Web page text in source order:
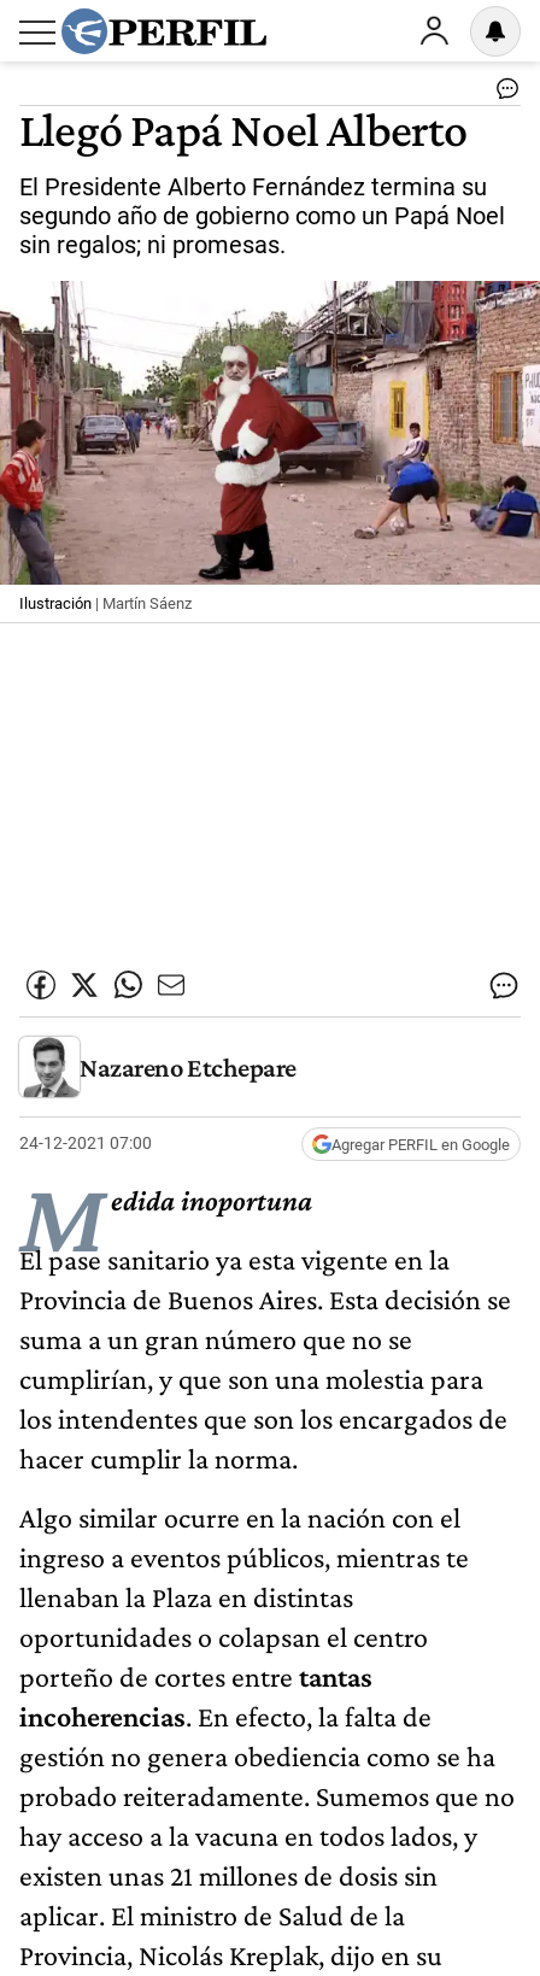
Llegó Papá Noel Alberto
El Presidente Alberto Fernández termina su
segundo año de gobierno como un Papá Noel
sin regalos; ni promesas.
Ilustración | Martín Sáenz
Nazareno Etchepare
24-12-2021 07:00 Agregar PERFIL en Google
Medida inoportuna
El pase sanitario ya esta vigente en la
Provincia de Buenos Aires. Esta decisión se
suma a un gran número que no se
cumplirían, y que son una molestia para
los intendentes que son los encargados de
hacer cumplir la norma.
Algo similar ocurre en la nación con el
ingreso a eventos públicos, mientras te
llenaban la Plaza en distintas
oportunidades o colapsan el centro
porteño de cortes entre tantas
incoherencias. En efecto, la falta de
gestión no genera obediencia como se ha
probado reiteradamente. Sumemos que no
hay acceso a la vacuna en todos lados, y
existen unas 21 millones de dosis sin
aplicar. El ministro de Salud de la
Provincia, Nicolás Kreplak, dijo en su